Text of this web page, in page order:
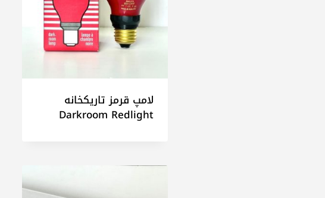
لامپ قرمز تاریکخانه
Darkroom Redlight